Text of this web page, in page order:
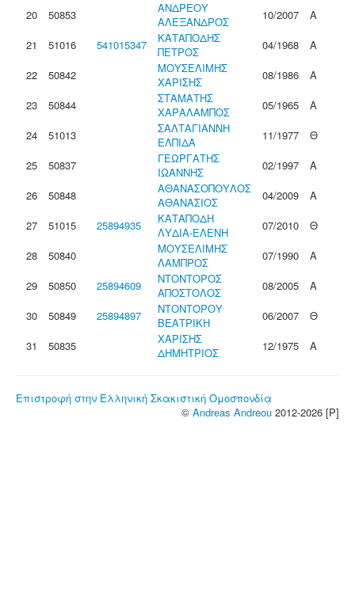
20
50853
ΑΝΔΡΕΟΥ
ΑΛΕΞΑΝΔΡΟΣ
10/2007
Α
21
51016 541015347
ΚΑΤΑΠΟΔΗΣ
ΠΕΤΡΟΣ
04/1968
Α
22
50842
ΜΟΥΣΕΛΙΜΗΣ
ΧΑΡΙΣΗΣ
08/1986
Α
23
50844
ΣΤΑΜΑΤΗΣ
ΧΑΡΑΛΑΜΠΟΣ
05/1965
Α
24
51013
ΣΑΛΤΑΓΙΑΝΝΗ
ΕΛΠΙΔΑ
11/1977
Θ
25
50837
ΓΕΩΡΓΑΤΗΣ
ΙΩΑΝΝΗΣ
02/1997
Α
26
50848
ΑΘΑΝΑΣΟΠΟΥΛΟΣ
ΑΘΑΝΑΣΙΟΣ
04/2009
Α
27
51015 25894935
ΚΑΤΑΠΟΔΗ
ΛΥΔΙΑ-ΕΛΕΝΗ
07/2010
Θ
28
50840
ΜΟΥΣΕΛΙΜΗΣ
ΛΑΜΠΡΟΣ
07/1990
Α
29
50850 25894609
ΝΤΟΝΤΟΡΟΣ
ΑΠΟΣΤΟΛΟΣ
08/2005
Α
30
50849 25894897
ΝΤΟΝΤΟΡΟΥ
ΒΕΑΤΡΙΚΗ
06/2007
Θ
31
50835
ΧΑΡΙΣΗΣ
ΔΗΜΗΤΡΙΟΣ
12/1975 Α
Επιστροφή στην Ελληνική Σκακιστική Ομοσπονδία
© Andreas Andreou 2012-2026 [P]